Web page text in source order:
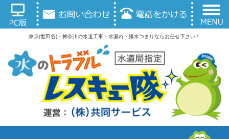
東京(世田谷)・神奈川の水道工事・水漏れ・排水つまりならお任せ下さい！